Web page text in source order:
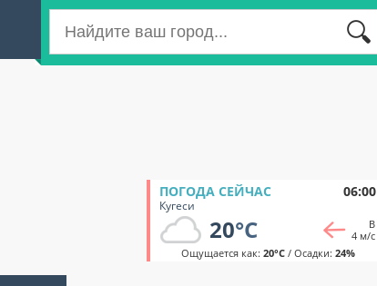
ПОГОДА СЕЙЧАС 06:00
Кугеси
20°C
В
4 м/с
Ощущается как: 20°C/ Осадки: 24%